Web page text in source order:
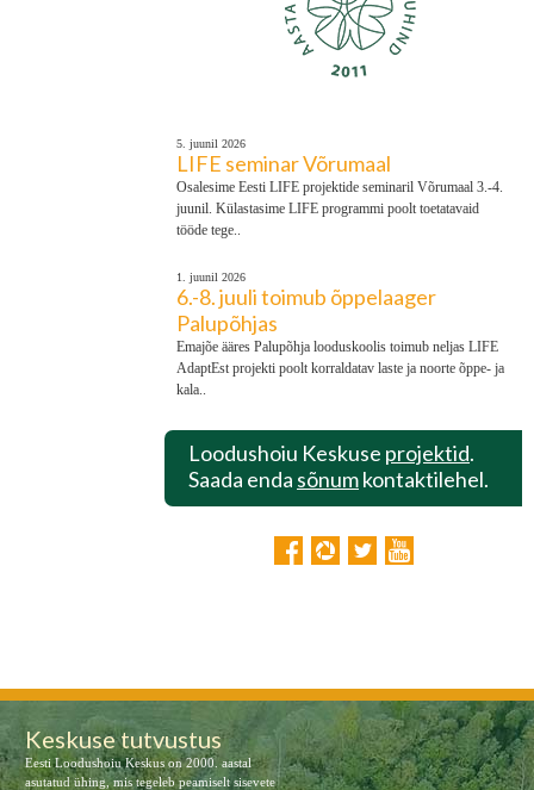
5. juunil 2026
LIFE seminar Võrumaal
Osalesime Eesti LIFE projektide seminaril Võrumaal 3.-4.
juunil. Külastasime LIFE programmi poolt toetatavaid
tööde tege..
1. juunil 2026
6.-8. juuli toimub õppelaager
Palupõhjas
Emajõe ääres Palupõhja looduskoolis toimub neljas LIFE
AdaptEst projekti poolt korraldatav laste ja noorte õppe- ja
kala..
Loodushoiu Keskuse projektid.
Saada enda sõnumkontaktilehel.
Keskuse tutvustus
Eesti Loodushoiu Keskus on 2000. aastal
asutatud ühing, mis tegeleb peamiselt sisevete